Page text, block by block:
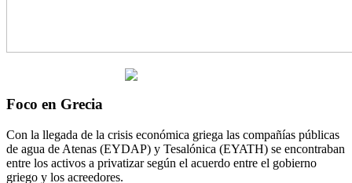
Foco en Grecia
Con la llegada de la crisis económica griega las compañías públicas
de agua de Atenas (EYDAP) y Tesalónica (EYATH) se encontraban
entre los activos a privatizar según el acuerdo entre el gobierno
griego y los acreedores.